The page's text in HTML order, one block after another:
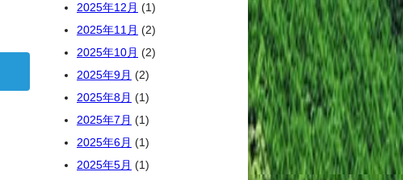
2025年12月 (1)
2025年11月 (2)
2025年10月 (2)
2025年9月 (2)
2025年8月 (1)
2025年7月 (1)
2025年6月 (1)
2025年5月 (1)